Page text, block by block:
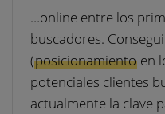
…online entre los
buscadores.
(posicionamientoen
potenciales clientes
actualmente la clave